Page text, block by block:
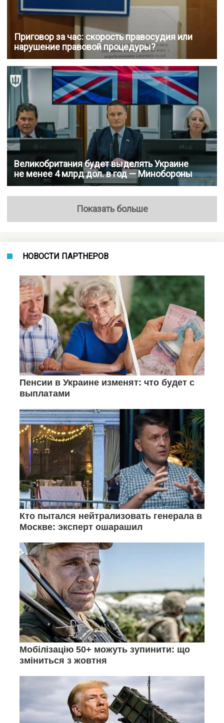
Приговор за час: скорость правосудия или
нарушение правовой процедуры?
Великобритания будет выделять Украине
не менее 4 млрд дол. в год — Минобороны
Показать больше
НОВОСТИ ПАРТНЕРОВ